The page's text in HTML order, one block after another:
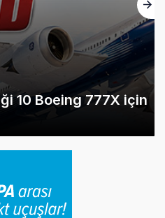
10 Boeing 777X için